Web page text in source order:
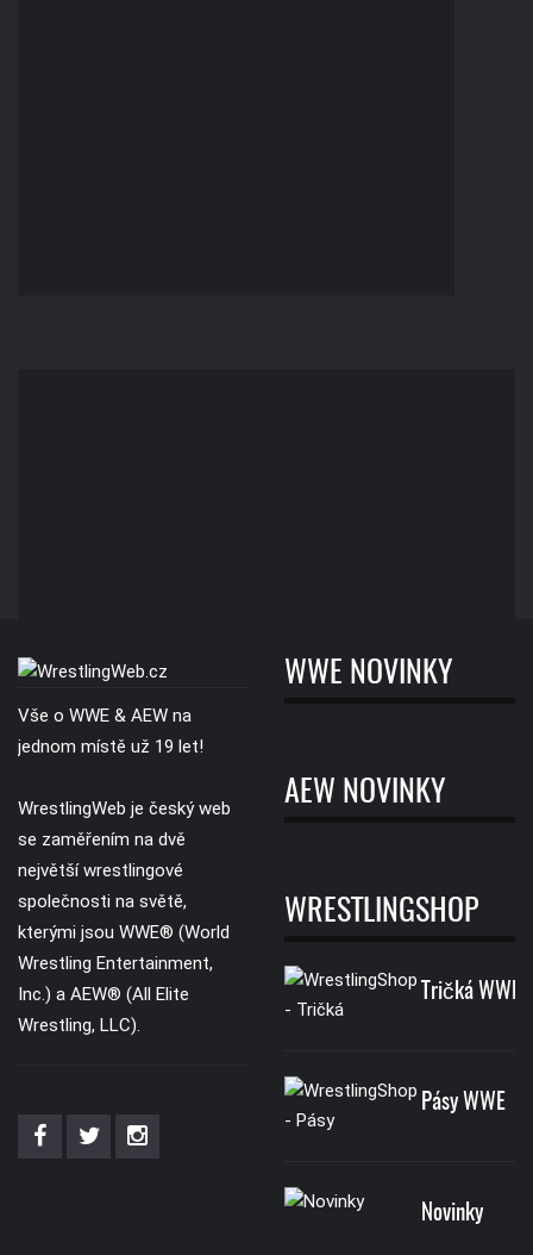
Vše o WWE & AEW na
jednom místě už 19 let!
WrestlingWeb je český web
se zaměřením na dvě
největší wrestlingové
společnosti na světě,
kterými jsou WWE® (World
Wrestling Entertainment,
Inc.) a AEW® (All Elite
Wrestling, LLC).
WWE NOVINKY
AEW NOVINKY
WRESTLINGSHOP
Tričká WWE
Pásy WWE
Novinky